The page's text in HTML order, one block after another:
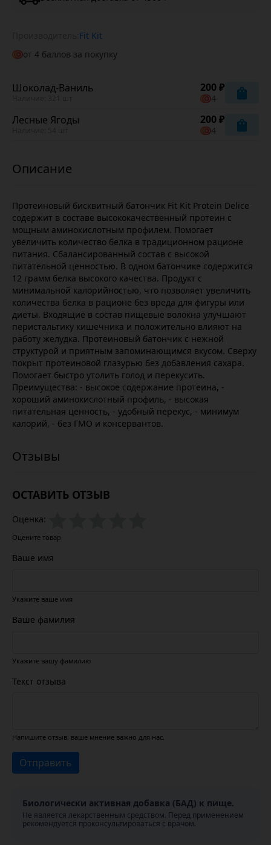
Fit Kit
от 4 баллов за покупку
Шоколад-Ваниль 200 ₽
4
Лесные Ягоды 200 ₽
4
Протеиновый бисквитный батончик Fit Kit Protein Delice
содержит в составе высококачественный протеин с
мощным аминокислотным профилем. Помогает
увеличить количество белка в традиционном рационе
питания. Сбалансированный состав с высокой
питательной ценностью. В одном батончике содержится
12 грамм белка высокого качества. Продукт с
минимальной калорийностью, что позволяет увеличить
количества белка в рационе без вреда для фигуры или
диеты. Входящие в состав пищевые волокна улучшают
перистальтику кишечника и положительно влияют на
работу желудка. Протеиновый батончик с нежной
структурой и приятным запоминающимся вкусом. Сверху
покрыт протеиновой глазурью без добавления сахара.
Помогает быстро утолить голод и перекусить.
Преимущества: - высокое содержание протеина, -
хороший аминокислотный профиль, - высокая
питательная ценность, - удобный перекус, - минимум
калорий, - без ГМО и консервантов.
ОСТАВИТЬ ОТЗЫВ
Оценка:
Оцените товар
Ваше имя
Укажите ваше имя
Ваше фамилия
Укажите вашу фамилию
Текст отзыва
Напишите отзыв, ваше мнение важно для нас.
Отправить
Биологически активная добавка (БАД) к пище.
Не является лекарственным средством. Перед применением
рекомендуется проконсультироваться с врачом.